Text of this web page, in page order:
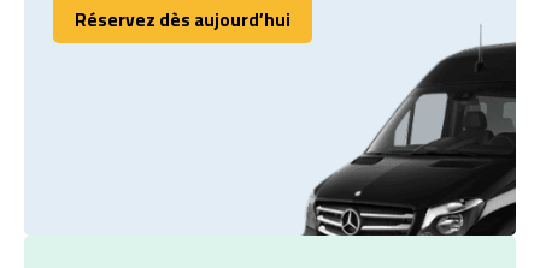
Réservez dès aujourd’hui
Réservez dès aujourd’hui